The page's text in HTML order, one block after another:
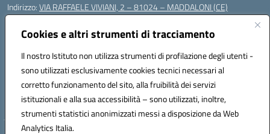
Cookies e altri strumenti di tracciamento
Il nostro Istituto non utilizza strumenti di profilazione degli utenti -
sono utilizzati esclusivamente cookies tecnici necessari al
corretto funzionamento del sito, alla fruibilità dei servizi
istituzionali e alla sua accessibilità – sono utilizzati, inoltre,
strumenti statistici anonimizzati messi a disposizione da Web
Analytics Italia.
Indirizzo:VIA RAFFAELE VIVIANI, 2 – 81024 – MADDALONI (CE)
Centralino:
Posta elettronica certificata (PEC):ceic8av00r@pec.istruzione.it
Codice fiscale: 93086020612
Codice meccanografico:CEIC8AV00R
Codice Indice delle Pubbliche Amministrazioni (IPA): icamm
Codice unico di fatturazione (CUF): UF8WE6